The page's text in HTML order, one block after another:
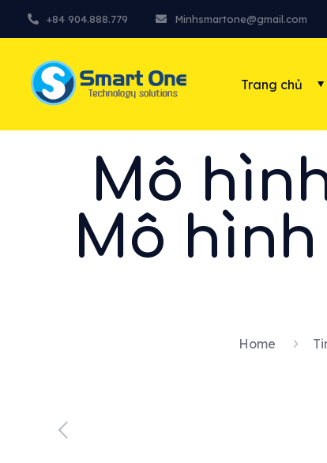
+84 904.888.779 Minhsmartone@gmail.com
Trang chủ
Mô
Mô
Home